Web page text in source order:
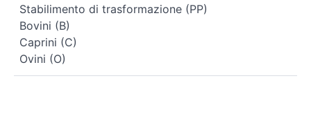
Stabilimento di trasformazione (PP)
Bovini (B)
Caprini (C)
Ovini (O)